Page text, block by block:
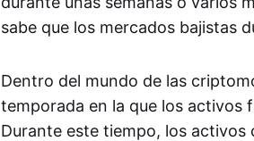
sabe que los mercados bajistas
Dentro del mundo de las
temporada en la que los activos
Durante este tiempo, los